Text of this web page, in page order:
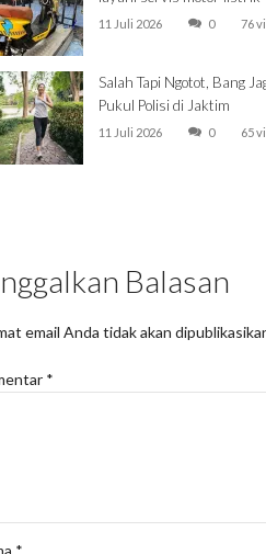
11 Juli 2026 0 76
Salah Tapi Ngotot, Bang
Pukul Polisi di Jaktim
11 Juli 2026 0 65
Balasan
email Anda tidak akan
*
*